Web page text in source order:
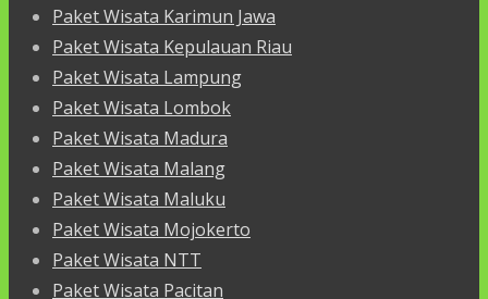
Paket Wisata Karimun Jawa
Paket Wisata Kepulauan Riau
Paket Wisata Lampung
Paket Wisata Lombok
Paket Wisata Madura
Paket Wisata Malang
Paket Wisata Maluku
Paket Wisata Mojokerto
Paket Wisata NTT
Paket Wisata Pacitan